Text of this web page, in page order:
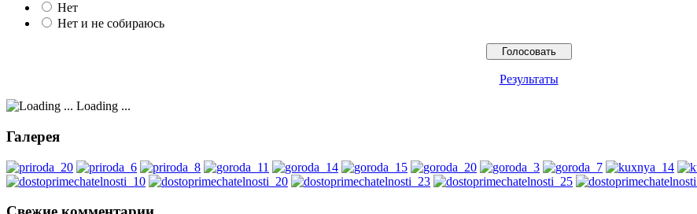
Нет
Нет и не собираюсь
Результаты
Loading ...
Галерея